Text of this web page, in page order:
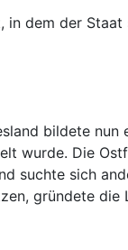
dem der Staat
bildete nun
wurde. Die
suchte sich
gründete die